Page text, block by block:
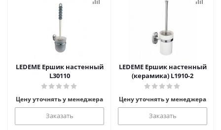
LEDEME Ершик настенный
L30110
Цену уточнять у менеджера
Заказать
LEDEME Ершик настенный
(керамика) L1910-2
Цену уточнять у менеджера
Заказать